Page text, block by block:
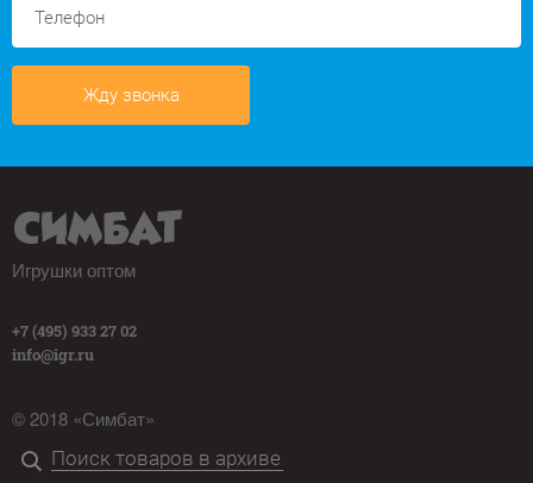
Жду звонка
Игрушки оптом
+7 (495) 933 27 02
info@igr.ru
© 2018 «Симбат»